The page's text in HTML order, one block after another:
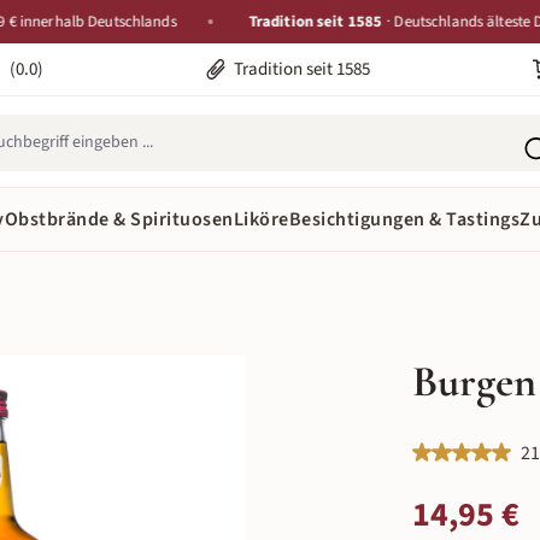
Deutschlands Tradition seit 1585 · Deutschlands älteste
(0.0) Tradition seit 1585
Obstbrände & SpirituosenLiköreBesichtigungen & Tastings
Regulärer Preis:
14,95 €